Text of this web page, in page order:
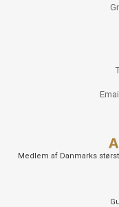
Medlem af Danmarks